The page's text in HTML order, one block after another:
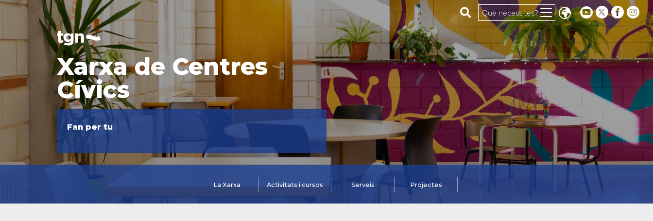
Cerca al web
Què necessites?
Xarxa de Centres
Cívics
Fan per tu
La Xarxa Activitats i cursos Serveis Projectes